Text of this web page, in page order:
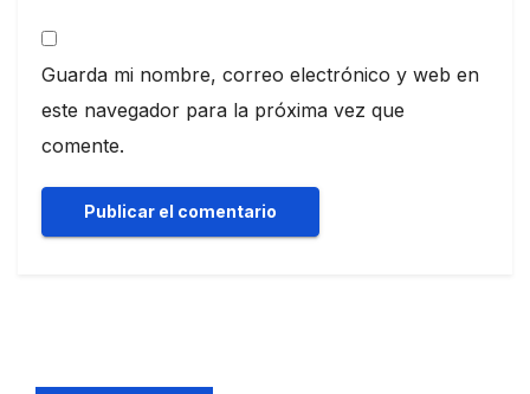
Guarda mi nombre, correo electrónico y web en
este navegador para la próxima vez que
comente.